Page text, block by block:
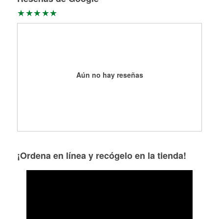
Aún no hay reseñas
¡Ordena en línea y recógelo en la tienda!